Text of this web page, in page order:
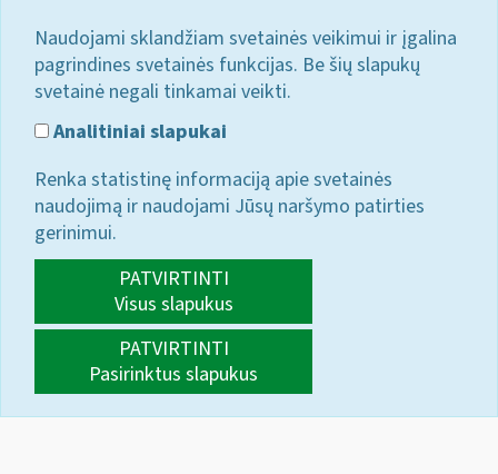
Naudojami sklandžiam svetainės veikimui ir įgalina
pagrindines svetainės funkcijas. Be šių slapukų
svetainė negali tinkamai veikti.
Analitiniai slapukai
Renka statistinę informaciją apie svetainės
naudojimą ir naudojami Jūsų naršymo patirties
gerinimui.
PATVIRTINTI
Visus slapukus
PATVIRTINTI
Pasirinktus slapukus